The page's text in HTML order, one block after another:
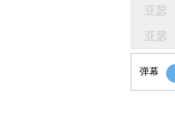
亚瑟
亚瑟
亚瑟
弹幕